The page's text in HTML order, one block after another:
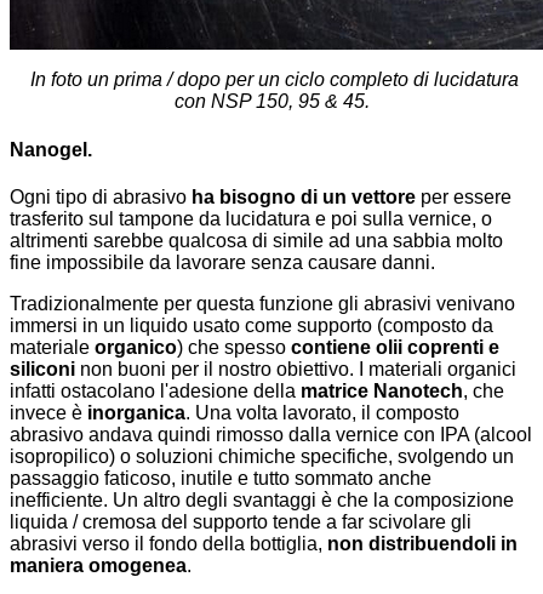
In foto un prima / dopo per un ciclo completo di lucidatura
con NSP 150, 95 & 45.
Nanogel.
Ogni tipo di abrasivo ha bisogno di un vettore per essere
trasferito sul tampone da lucidatura e poi sulla vernice, o
altrimenti sarebbe qualcosa di simile ad una sabbia molto
fine impossibile da lavorare senza causare danni.
Tradizionalmente per questa funzione gli abrasivi venivano
immersi in un liquido usato come supporto (composto da
materiale organico) che spesso contiene olii coprenti e
siliconi non buoni per il nostro obiettivo. I materiali organici
infatti ostacolano l'adesione della matrice Nanotech, che
invece è inorganica. Una volta lavorato, il composto
abrasivo andava quindi rimosso dalla vernice con IPA (alcool
isopropilico) o soluzioni chimiche specifiche, svolgendo un
passaggio faticoso, inutile e tutto sommato anche
inefficiente. Un altro degli svantaggi è che la composizione
liquida / cremosa del supporto tende a far scivolare gli
abrasivi verso il fondo della bottiglia, non distribuendoli in
maniera omogenea.